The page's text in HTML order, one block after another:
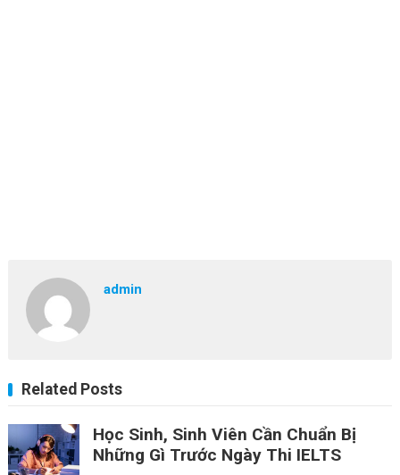
admin
Related Posts
Học Sinh, Sinh Viên Cần Chuẩn Bị
Những Gì Trước Ngày Thi IELTS